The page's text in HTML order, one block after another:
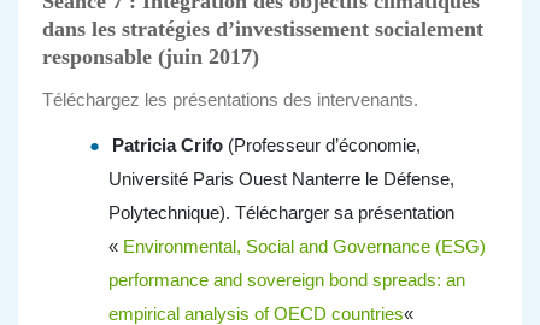
dans les stratégies d’investissement socialement
responsable (juin 2017)
Téléchargez les présentations des intervenants.
Patricia Crifo(Professeur d’économie,
Université Paris Ouest Nanterre le Défense,
Polytechnique). Télécharger sa présentation
« Environmental, Social and Governance (ESG)
performance and sovereign bond spreads: an
empirical analysis of OECD countries«